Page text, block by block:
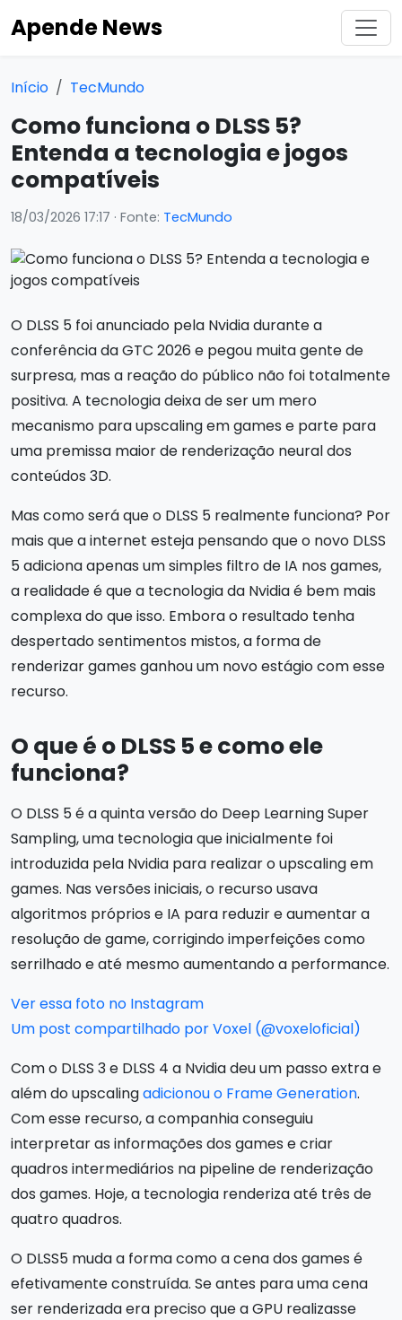
Apende News
Início TecMundo
Como funciona o DLSS 5?
Entenda a tecnologia e jogos
compatíveis
18/03/2026 17:17 · Fonte: TecMundo
O DLSS 5 foi anunciado pela Nvidia durante a
conferência da GTC 2026 e pegou muita gente de
surpresa, mas a reação do público não foi totalmente
positiva. A tecnologia deixa de ser um mero
mecanismo para upscaling em games e parte para
uma premissa maior de renderização neural dos
conteúdos 3D.
Mas como será que o DLSS 5 realmente funciona? Por
mais que a internet esteja pensando que o novo DLSS
5 adiciona apenas um simples filtro de IA nos games,
a realidade é que a tecnologia da Nvidia é bem mais
complexa do que isso. Embora o resultado tenha
despertado sentimentos mistos, a forma de
renderizar games ganhou um novo estágio com esse
recurso.
O que é o DLSS 5 e como ele
funciona?
O DLSS 5 é a quinta versão do Deep Learning Super
Sampling, uma tecnologia que inicialmente foi
introduzida pela Nvidia para realizar o upscaling em
games. Nas versões iniciais, o recurso usava
algoritmos próprios e IA para reduzir e aumentar a
resolução de game, corrigindo imperfeições como
serrilhado e até mesmo aumentando a performance.
Ver essa foto no Instagram
Um post compartilhado por Voxel (@voxeloficial)
Com o DLSS 3 e DLSS 4 a Nvidia deu um passo extra e
além do upscalingadicionou o Frame Generation.
Com esse recurso, a companhia conseguiu
interpretar as informações dos games e criar
quadros intermediários na pipeline de renderização
dos games. Hoje, a tecnologia renderiza até três de
quatro quadros.
O DLSS5 muda a forma como a cena dos games é
efetivamente construída. Se antes para uma cena
ser renderizada era preciso que a GPU realizasse